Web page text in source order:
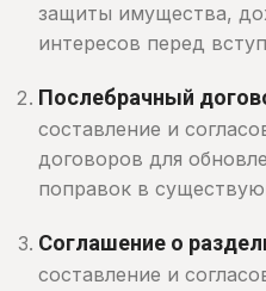
защиты имущества,
интересов перед
Послебрачный
составление и
договоров для
поправок в
Соглашение о
составление и